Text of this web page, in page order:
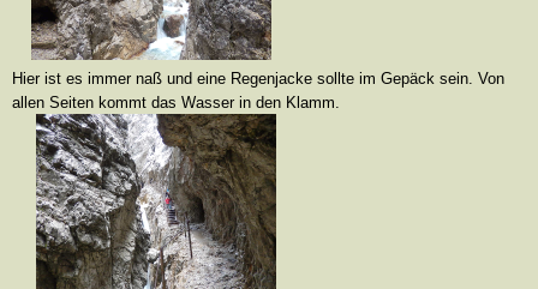
Hier ist es immer naß und eine Regenjacke sollte im Gepäck sein. Von
allen Seiten kommt das Wasser in den Klamm.